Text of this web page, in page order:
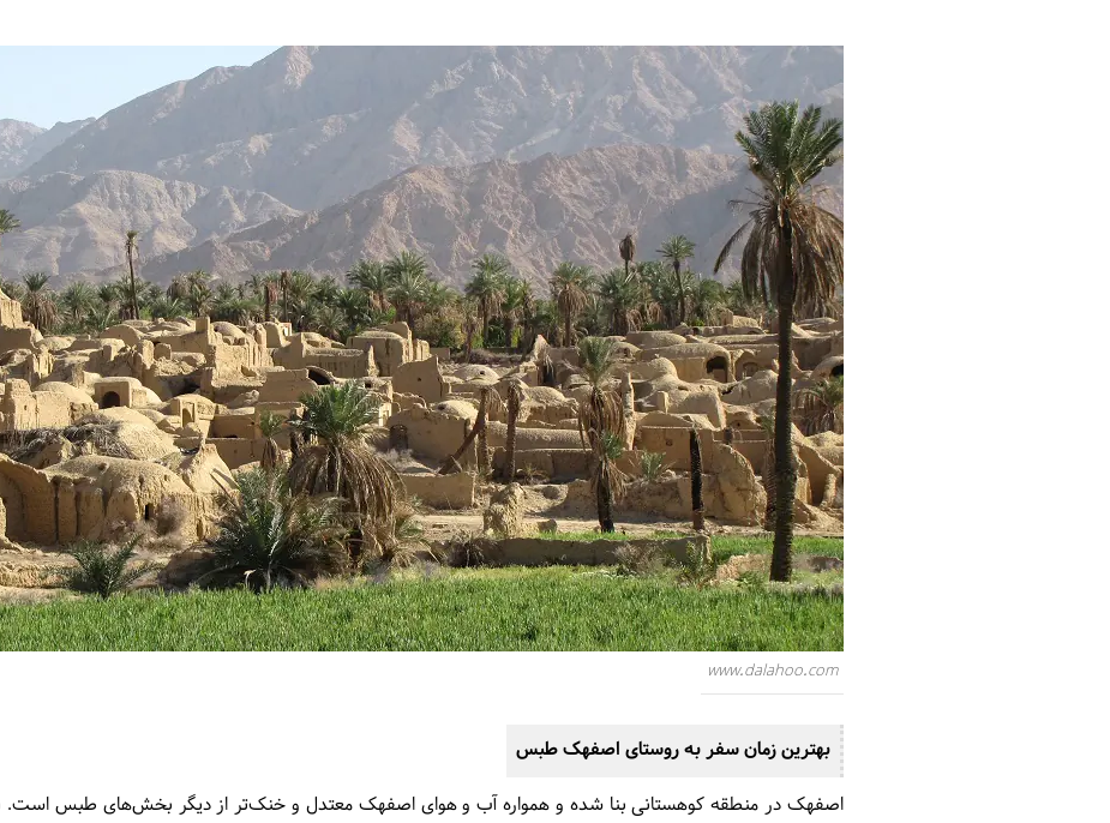
www.dalahoo.com
بهترین زمان سفر به روستای اصفهک طبس
اصفهک در منطقه کوهستانی بنا شده و همواره آب و هوای اصفهک معتدل و خنک‌تر از دیگر بخش‌های طبس است.